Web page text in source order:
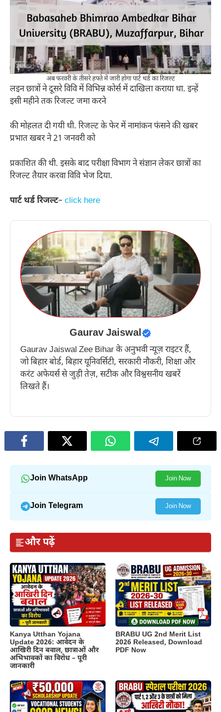
अब फरवरी के तीसरे हफ्ते में जारी होगा पार्ट थर्ड का रिजल्ट
लइन छात्रों ने दूसरे विवि में विभिन्न कोर्स में दाखिला कराया था. इन्हें
इसी महीने तक रिजल्ट जमा करने
की मोहलत दी गयी थी. रिजल्ट के फेर में नामांकन फंसने की खबर
प्रभात खबर ने 21 जनवरी को
प्रकाशित की थी. इसके बाद परीक्षा विभाग ने संज्ञान लेकर छात्रों का
रिजल्ट तैयार करवा विवि भेज दिया.
पार्ट थर्ड रिजल्ट– click here
Gaurav Jaiswal
Gaurav Jaiswal Zee Bihar के अनुभवी न्यूज़ राइटर हैं,
जो बिहार बोर्ड, बिहार यूनिवर्सिटी, सरकारी नौकरी, शिक्षा और
करंट अफेयर्स से जुड़ी तेज़, सटीक और विश्वसनीय खबरें
लिखते हैं।
Join WhatsApp Join Now
Join Telegram Join Now
और पढ़ें
Kanya Utthan Yojana
Update 2026: आवेदन के
आखिरी दिन बवाल, छात्राओं और
अभिभावकों का विरोध – पूरी
जानकारी
BRABU UG 2nd Merit List
2026 Released, Download
PDF Now